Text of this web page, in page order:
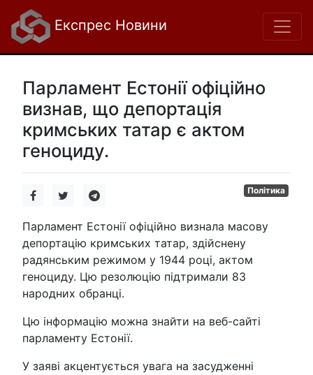
Експрес Новини
Парламент Естонії офіційно
визнав, що депортація
кримських татар є актом
геноциду.
Політика
Парламент Естонії офіційно визнала масову
депортацію кримських татар, здійснену
радянським режимом у 1944 році, актом
геноциду. Цю резолюцію підтримали 83
народних обранці.
Цю інформацію можна знайти на веб-сайті
парламенту Естонії.
У заяві акцентується увага на засудженні